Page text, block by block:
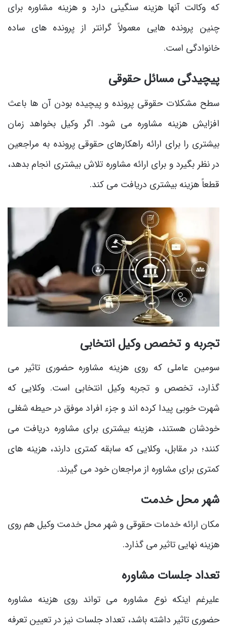
که وکالت آنها هزینه‌ سنگینی دارد و هزینه مشاوره برای
چنین پرونده ‌هایی معمولاً گرانتر از پرونده‌ های ساده
خانوادگی است.
پیچیدگی مسائل حقوقی
سطح مشکلات حقوقی پرونده و پیچیده بودن آن ها باعث
افزایش هزینه مشاوره می‌ شود. اگر وکیل بخواهد زمان
بیشتری را برای ارائه راهکارهای حقوقی پرونده به مراجعین
در نظر بگیرد و برای ارائه مشاوره تلاش بیشتری انجام بدهد،
قطعاً هزینه بیشتری دریافت می ‌کند.
تجربه و تخصص وکیل انتخابی
سومین عاملی که روی هزینه مشاوره حضوری تاثیر می
‌گذارد، تخصص و تجربه وکیل انتخابی است. وکلایی که
شهرت خوبی پیدا کرده‌ اند و جزء افراد موفق در حیطه شغلی
خودشان هستند، هزینه بیشتری برای مشاوره دریافت می
‌کنند؛ در مقابل، وکلایی که سابقه کمتری دارند، هزینه ‌های
کمتری برای مشاوره از مراجعان خود می‌ گیرند.
شهر محل خدمت
مکان ارائه خدمات حقوقی و شهر محل خدمت وکیل هم روی
هزینه نهایی تاثیر می ‌گذارد.
تعداد جلسات مشاوره
علیرغم اینکه نوع مشاوره می ‌تواند روی هزینه مشاوره
حضوری تاثیر داشته باشد، تعداد جلسات نیز در تعیین تعرفه